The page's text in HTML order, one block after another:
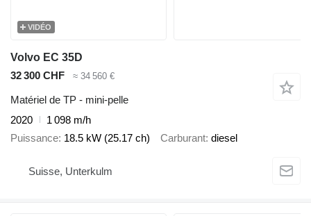
VIDÉO
Volvo EC 35D
32 300 CHF
≈ 34 560 €
Matériel de TP - mini-pelle
2020
1 098 m/h
Puissance 18.5 kW (25.17 ch) Carburant diesel
Suisse, Unterkulm